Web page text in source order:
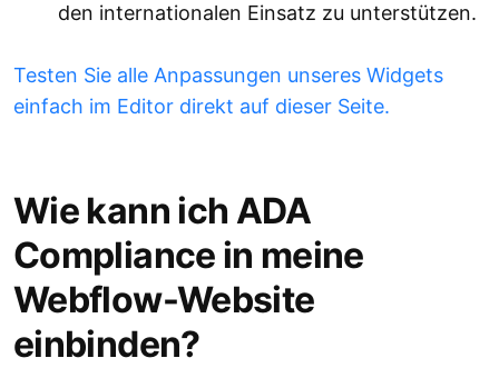
den internationalen Einsatz zu unterstützen.
Testen Sie alle Anpassungen unseres Widgets
einfach im Editor direkt auf dieser Seite.
Wie kann ich ADA
Compliance in meine
Webflow-Website
einbinden?